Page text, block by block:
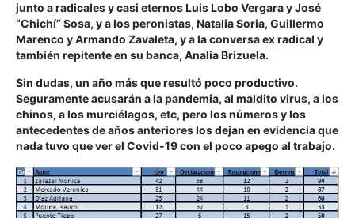
junto a radicales y casi eternosLuis Lobo Vergara y José
“Chichí” Sosa, y a los peronistas, Natalia Soria, Guillermo
Marenco y Armando Zavaleta, y a la conversa ex radical y
también repitente en su banca, Analia Brizuela.
Sin dudas, un año más que resultó poco productivo.
Seguramente acusarán a la pandemia, al maldito virus, a los
chinos, a los murciélagos, etc, pero los números y los
antecedentes de años anteriores los dejan en evidencia que
nada tuvo que ver el Covid-19 con el poco apego al trabajo.